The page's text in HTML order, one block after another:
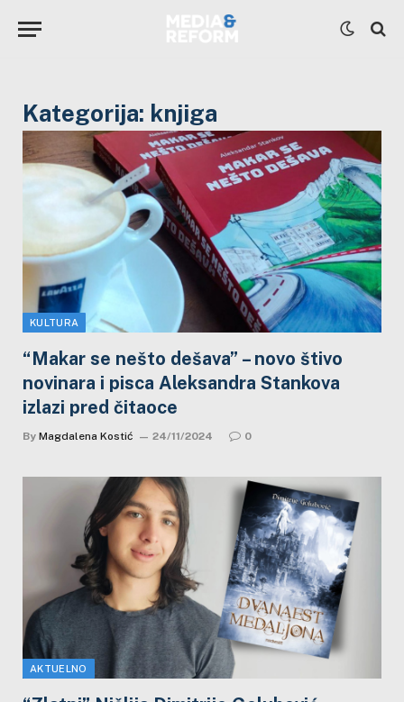
Kategorija: knjiga
KULTURA
“Makar se nešto dešava” – novo štivo
novinara i pisca Aleksandra Stankova
izlazi pred čitaoce
By Magdalena Kostić 24/11/2024 0
AKTUELNO